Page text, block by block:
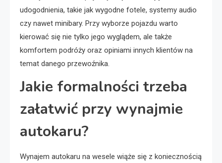
udogodnienia, takie jak wygodne fotele, systemy audio
czy nawet minibary. Przy wyborze pojazdu warto
kierować się nie tylko jego wyglądem, ale także
komfortem podróży oraz opiniami innych klientów na
temat danego przewoźnika.
Jakie formalności trzeba
załatwić przy wynajmie
autokaru?
Wynajem autokaru na wesele wiąże się z koniecznością